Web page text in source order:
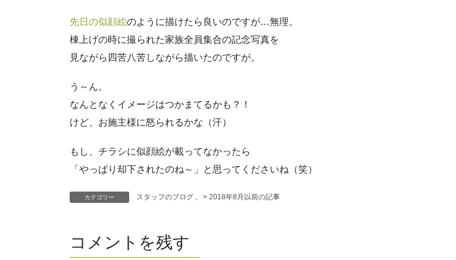
先日の似顔絵のように描けたら良いのですが…無理。
棟上げの時に撮られた家族全員集合の記念写真を
見ながら四苦八苦しながら描いたのですが。
う～ん。
なんとなくイメージはつかまてるかも？！
けど、お施主様に怒られるかな（汗）
もし、チラシに似顔絵が載ってなかったら
「やっぱり却下されたのね～」と思ってくださいね（笑）
カテゴリー スタッフのブログ 、 > 2018年8月以前の記事
コメントを残す